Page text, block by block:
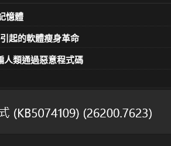
憶體
起的軟體瘦身革命
類通過惡意程式碼